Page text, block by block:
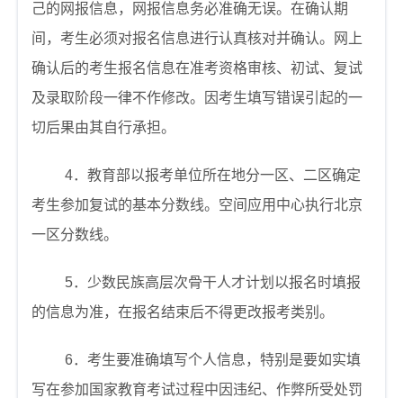
己的网报信息，网报信息务必准确无误。在确认期
间，考生必须对报名信息进行认真核对并确认。网上
确认后的考生报名信息在准考资格审核、初试、复试
及录取阶段一律不作修改。因考生填写错误引起的一
切后果由其自行承担。
4．教育部以报考单位所在地分一区、二区确定
考生参加复试的基本分数线。空间应用中心执行北京
一区分数线。
5．少数民族高层次骨干人才计划以报名时填报
的信息为准，在报名结束后不得更改报考类别。
6．考生要准确填写个人信息，特别是要如实填
写在参加国家教育考试过程中因违纪、作弊所受处罚